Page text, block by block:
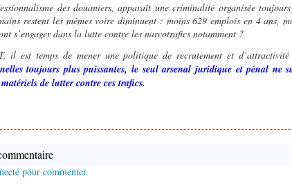
des douaniers, apparaît une criminalité organisée
restent les mêmes voire diminuent : moins 629 emplois en 4 ans,
s’engager dans la lutte contre les narcotrafics notamment ?
il est temps de mener une politique de recrutement et
toujours plus puissantes, le seul arsenal juridique et pénal
de lutter contre ces trafics.
pour commenter.